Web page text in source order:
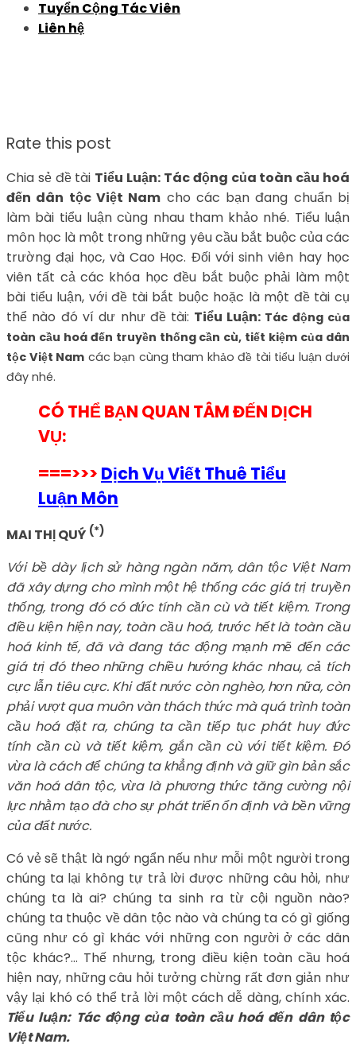
Tuyển Cộng Tác Viên
Liên hệ
Rate this post
Chia sẻ đề tài Tiểu Luận: Tác động của toàn cầu hoá
đến dân tộc Việt Nam cho các bạn đang chuẩn bị
làm bài tiểu luận cùng nhau tham khảo nhé. Tiểu luận
môn học là một trong những yêu cầu bắt buộc của các
trường đại học, và Cao Học. Đối với sinh viên hay học
viên tất cả các khóa học đều bắt buộc phải làm một
bài tiểu luận, với đề tài bắt buộc hoặc là một đề tài cụ
thể nào đó ví dư như đề tài: Tiểu Luận: Tác động của
toàn cầu hoá đến truyền thống cần cù, tiết kiệm của dân
tộc Việt Nam các bạn cùng tham khảo đề tài tiểu luận dưới
đây nhé.
CÓ THỂ BẠN QUAN TÂM ĐẾN DỊCH
VỤ:
===>>> Dịch Vụ Viết Thuê Tiểu
Luận Môn
MAI THỊ QUÝ (*)
Với bề dày lịch sử hàng ngàn năm, dân tộc Việt Nam
đã xây dựng cho mình một hệ thống các giá trị truyền
thống, trong đó có đức tính cần cù và tiết kiệm. Trong
điều kiện hiện nay, toàn cầu hoá, trước hết là toàn cầu
hoá kinh tế, đã và đang tác động mạnh mẽ đến các
giá trị đó theo những chiều hướng khác nhau, cả tích
cực lẫn tiêu cực. Khi đất nước còn nghèo, hơn nữa, còn
phải vượt qua muôn vàn thách thức mà quá trình toàn
cầu hoá đặt ra, chúng ta cần tiếp tục phát huy đức
tính cần cù và tiết kiệm, gắn cần cù với tiết kiệm. Đó
vừa là cách để chúng ta khẳng định và giữ gìn bản sắc
văn hoá dân tộc, vừa là phương thức tăng cường nội
lực nhằm tạo đà cho sự phát triển ổn định và bền vững
của đất nước.
Có vẻ sẽ thật là ngớ ngẩn nếu như mỗi một người trong
chúng ta lại không tự trả lời được những câu hỏi, như
chúng ta là ai? chúng ta sinh ra từ cội nguồn nào?
chúng ta thuộc về dân tộc nào và chúng ta có gì giống
cũng như có gì khác với những con người ở các dân
tộc khác?… Thế nhưng, trong điều kiện toàn cầu hoá
hiện nay, những câu hỏi tưởng chừng rất đơn giản như
vậy lại khó có thể trả lời một cách dễ dàng, chính xác.
Tiểu luận: Tác động của toàn cầu hoá đến dân tộc
Việt Nam.